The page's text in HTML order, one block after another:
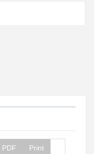
PDF Print